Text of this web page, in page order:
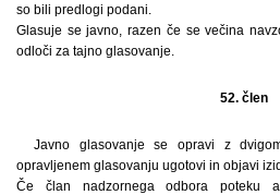
so bili predlogi podani.
Glasuje se javno, razen če se večina
odloči za tajno glasovanje.
52. člen
Javno glasovanje se opravi z
opravljenem glasovanju ugotovi in objavi
Če član nadzornega odbora poteku